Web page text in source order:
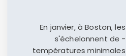
En janvier, à Boston,
s'échelonnent de -
températures